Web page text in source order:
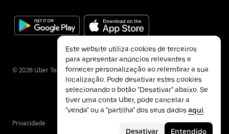
© 2026 Uber Technologies Inc.
Privacidade
Este website utiliza cookies de terceiros
para apresentar anúncios relevantes e
fornecer personalização ao relembrar a sua
localização. Pode desativar estes cookies
selecionando o botão "Desativar" abaixo. Se
tiver uma conta Uber, pode cancelar a
"venda" ou a "partilha" dos seus dados aqui.
Desativar Entendido